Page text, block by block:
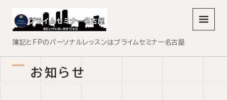
簿記とFPのパーソナルレッスンはプライムセミナー名古屋
メニュ
お知らせ